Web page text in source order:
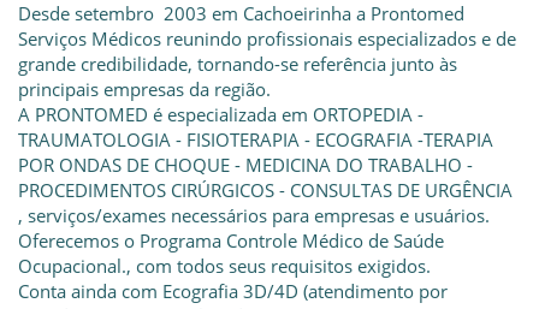
Desde setembro 2003 em Cachoeirinha a Prontomed
Serviços Médicos reunindo profissionais especializados e de
grande credibilidade, tornando-se referência junto às
principais empresas da região.
A PRONTOMED é especializada em ORTOPEDIA -
TRAUMATOLOGIA - FISIOTERAPIA - ECOGRAFIA -TERAPIA
POR ONDAS DE CHOQUE - MEDICINA DO TRABALHO -
PROCEDIMENTOS CIRÚRGICOS - CONSULTAS DE URGÊNCIA
, serviços/exames necessários para empresas e usuários.
Oferecemos o Programa Controle Médico de Saúde
Ocupacional., com todos seus requisitos exigidos.
Conta ainda com Ecografia 3D/4D (atendimento por